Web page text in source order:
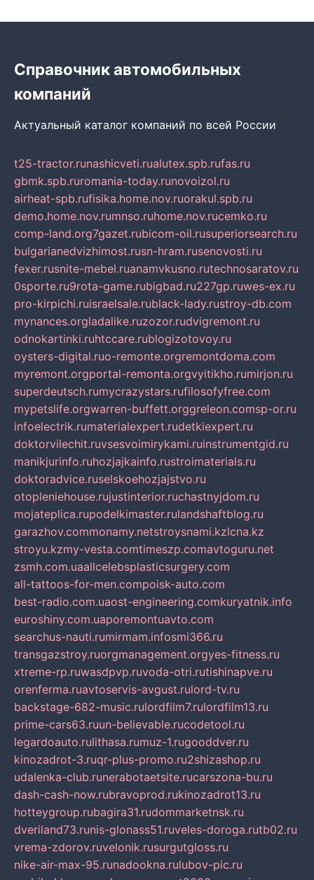
Справочник автомобильных
компаний
Актуальный каталог компаний по всей России
t25-tractor.runashicveti.rualutex.spb.rufas.ru
gbmk.spb.ruromania-today.runovoizol.ru
airheat-spb.rufisika.home.nov.ruorakul.spb.ru
demo.home.nov.rumnso.ruhome.nov.rucemko.ru
comp-land.org7gazet.rubicom-oil.rusuperiorsearch.ru
bulgarianedvizhimost.rusn-hram.rusenovosti.ru
fexer.rusnite-mebel.ruanamvkusno.rutechnosaratov.ru
0sporte.ru9rota-game.rubigbad.ru227gp.ruwes-ex.ru
pro-kirpichi.ruisraelsale.rublack-lady.rustroy-db.com
mynances.orgladalike.ruzozor.rudvigremont.ru
odnokartinki.ruhtccare.rublogizotovoy.ru
oysters-digital.ruo-remonte.orgremontdoma.com
myremont.orgportal-remonta.orgvyitikho.rumirjon.ru
superdeutsch.rumycrazystars.rufilosofyfree.com
mypetslife.orgwarren-buffett.orggreleon.comsp-or.ru
infoelectrik.rumaterialexpert.rudetkiexpert.ru
doktorvilechit.ruvsesvoimirykami.ruinstrumentgid.ru
manikjurinfo.ruhozjajkainfo.rustroimaterials.ru
doktoradvice.ruselskoehozjajstvo.ru
otopleniehouse.rujustinterior.ruchastnyjdom.ru
mojateplica.rupodelkimaster.rulandshaftblog.ru
garazhov.commonamy.netstroysnami.kzlcna.kz
stroyu.kzmy-vesta.comtimeszp.comavtoguru.net
zsmh.com.uaallcelebsplasticsurgery.com
all-tattoos-for-men.compoisk-auto.com
best-radio.com.uaost-engineering.comkuryatnik.info
euroshiny.com.uaporemontuavto.com
searchus-nauti.rumirmam.infosmi366.ru
transgazstroy.ruorgmanagement.orgyes-fitness.ru
xtreme-rp.ruwasdpvp.ruvoda-otri.rutishinapve.ru
orenferma.ruavtoservis-avgust.rulord-tv.ru
backstage-682-music.rulordfilm7.rulordfilm13.ru
prime-cars63.ruun-believable.rucodetool.ru
legardoauto.rulithasa.rumuz-1.rugooddver.ru
kinozadrot-3.ruqr-plus-promo.ru2shizashop.ru
udalenka-club.runerabotaetsite.rucarszona-bu.ru
dash-cash-now.rubravoprod.rukinozadrot13.ru
hotteygroup.rubagira31.rudommarketnsk.ru
dveriland73.runis-glonass51.ruveles-doroga.rutb02.ru
vrema-zdorov.ruvelonik.rusurgutgloss.ru
nike-air-max-95.runadookna.rulubov-pic.ru